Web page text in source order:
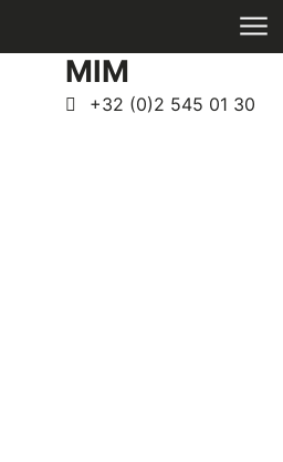
MIM
Telefoon
+32 (0)2 545 01 30